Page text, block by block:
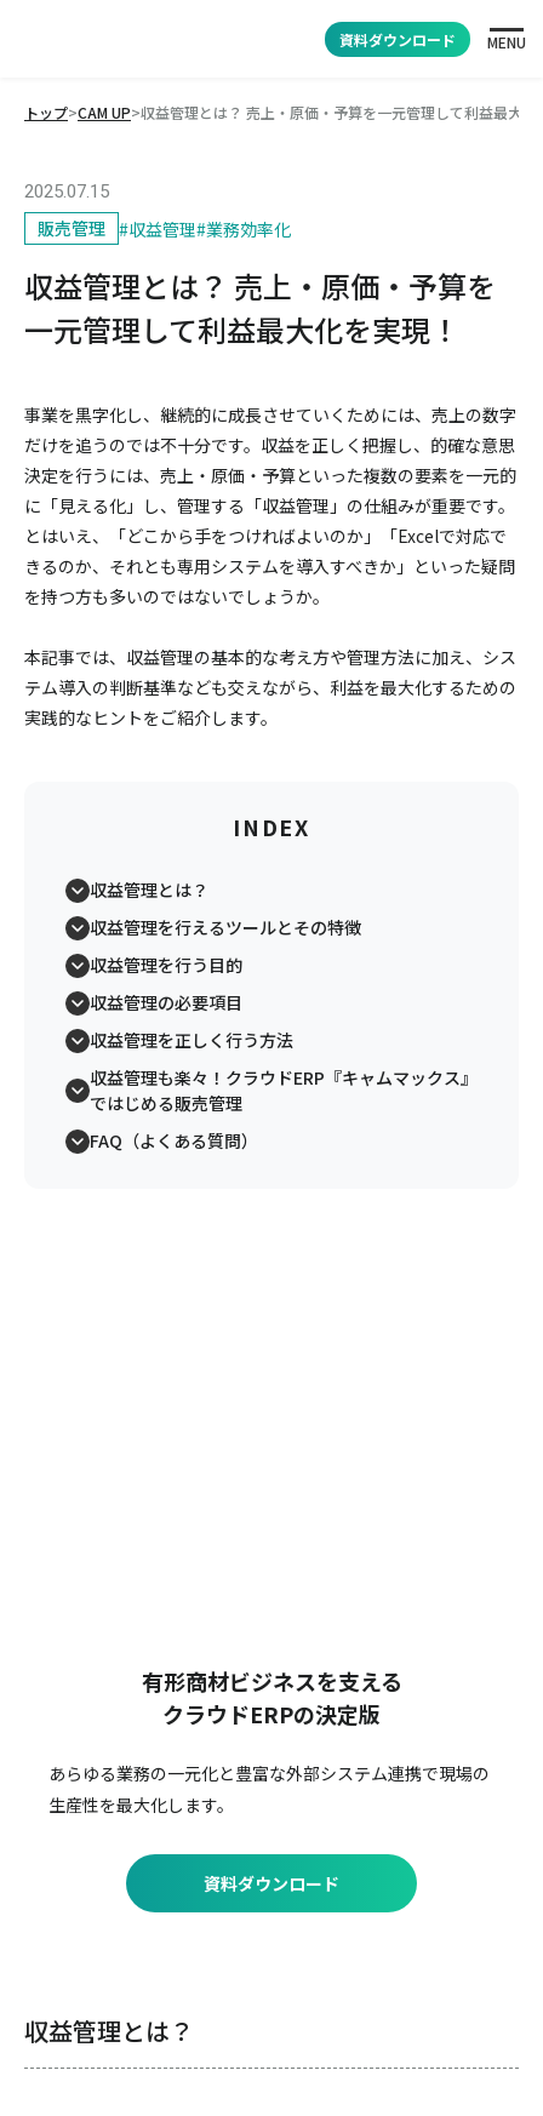
資料ダウンロード MENU
トップ>CAM UP>収益管理とは？ 売上・原価・予算を一元管理して利益最大化
2025.07.15
販売管理 #収益管理#業務効率化
収益管理とは？ 売上・原価・予算を
一元管理して利益最大化を実現！
事業を黒字化し、継続的に成長させていくためには、売上の数字
だけを追うのでは不十分です。収益を正しく把握し、的確な意思
決定を行うには、売上・原価・予算といった複数の要素を一元的
に「見える化」し、管理する「収益管理」の仕組みが重要です。
とはいえ、「どこから手をつければよいのか」「Excelで対応で
きるのか、それとも専用システムを導入すべきか」といった疑問
を持つ方も多いのではないでしょうか。
本記事では、収益管理の基本的な考え方や管理方法に加え、シス
テム導入の判断基準なども交えながら、利益を最大化するための
実践的なヒントをご紹介します。
INDEX
収益管理とは？
収益管理を行えるツールとその特徴
収益管理を行う目的
収益管理の必要項目
収益管理を正しく行う方法
収益管理も楽々！クラウドERP『キャムマックス』
ではじめる販売管理
FAQ（よくある質問）
有形商材ビジネスを支える
クラウドERPの決定版
あらゆる業務の一元化と豊富な外部システム連携で現場の
生産性を最大化します。
資料ダウンロード
収益管理とは？